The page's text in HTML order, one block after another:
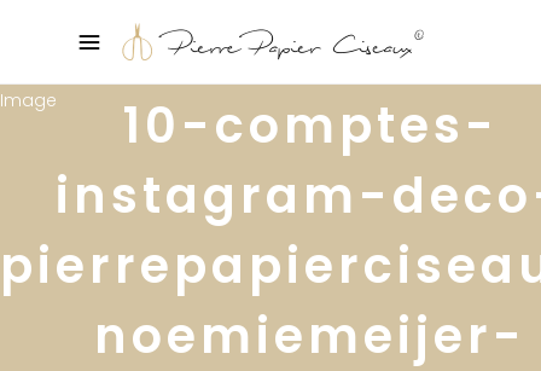
10-comptes-
instagram-
noemiemeijer-